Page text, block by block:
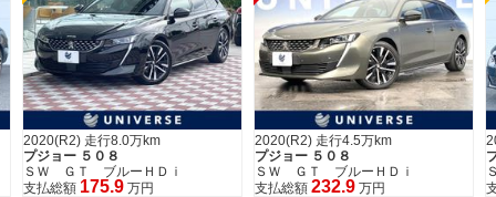
2020(R2) 走行8.0万km
プジョー ５０８
ＳＷ ＧＴ ブルーＨＤｉ
支払総額 175.9 万円
2020(R2) 走行4.5万km
プジョー ５０８
ＳＷ ＧＴ ブルーＨＤｉ
支払総額 232.9 万円